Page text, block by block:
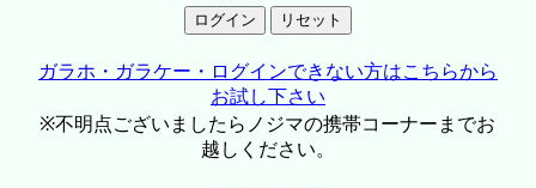
ガラホ・ガラケー・ログインできない方はこちらから
お試し下さい
※不明点ございましたらノジマの携帯コーナーまでお
越しください。